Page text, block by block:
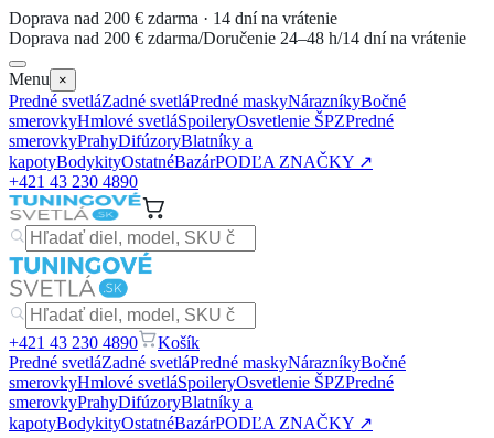
Doprava nad 200 € zdarma · 14 dní na vrátenie
Doprava nad 200 € zdarma/Doručenie 24–48 h/14 dní na vrátenie
Menu ×
Predné svetláZadné svetláPredné maskyNárazníkyBočné
smerovkyHmlové svetláSpoileryOsvetlenie ŠPZPredné
smerovkyPrahyDifúzoryBlatníky a
kapotyBodykityOstatnéBazárPODĽA ZNAČKY ↗
+421 43 230 4890
+421 43 230 4890
Košík
Predné svetláZadné svetláPredné maskyNárazníkyBočné
smerovkyHmlové svetláSpoileryOsvetlenie ŠPZPredné
smerovkyPrahyDifúzoryBlatníky a
kapotyBodykityOstatnéBazárPODĽA ZNAČKY ↗